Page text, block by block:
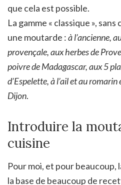
que cela est possible.
La gamme « classique »,
une moutarde :à l’ancienne,
provençale, aux herbes de
poivre de Madagascar, aux 5
d’Espelette, à l’ail et au
Dijon.
Introduire la
cuisine
Pour moi, et pour
la base de beaucoup de